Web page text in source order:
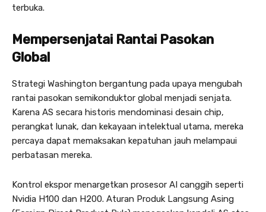
terbuka.
Mempersenjatai Rantai Pasokan
Global
Strategi Washington bergantung pada upaya mengubah
rantai pasokan semikonduktor global menjadi senjata.
Karena AS secara historis mendominasi desain chip,
perangkat lunak, dan kekayaan intelektual utama, mereka
percaya dapat memaksakan kepatuhan jauh melampaui
perbatasan mereka.
Kontrol ekspor menargetkan prosesor AI canggih seperti
Nvidia H100 dan H200. Aturan Produk Langsung Asing